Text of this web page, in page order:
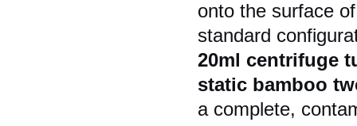
onto the surface
standard
20ml centrifuge
static bamboo
a complete,